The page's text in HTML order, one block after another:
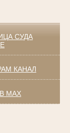
СУДА
КАНАЛ
MAX